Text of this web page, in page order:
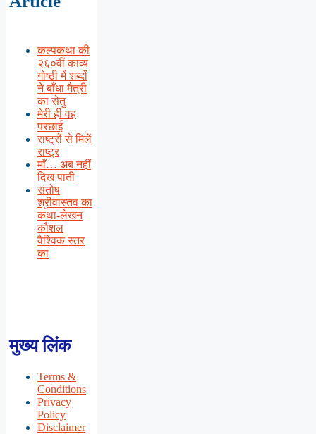
कल्पकथा की
२६०वीं काव्य
गोष्ठी में शब्दों
ने बाँधा मैत्री
का सेतु
मेरी ही वह
परछाई
राष्ट्रों से मिलें
राष्ट्र
माँ… अब नहीं
दिख पाती
संतोष
श्रीवास्तव का
कथा-लेखन
कौशल
वैश्विक स्तर
का
मुख्य लिंक
Terms &
Conditions
Privacy
Policy
Disclaimer